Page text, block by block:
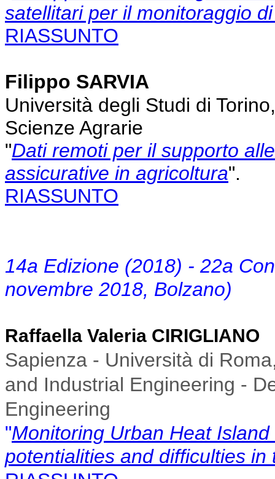
satellitari per il monitoraggio
RIASSUNTO
Filippo SARVIA
Università degli Studi di
Scienze Agrarie
"Dati remoti per il supporto
assicurative in agricoltura".
RIASSUNTO
14a Edizione (2018) - 22a
novembre 2018, Bolzano)
Raffaella Valeria CIRIGLIANO
Sapienza - Università di
and Industrial Engineering -
Engineering
"Monitoring Urban Heat
potentialities and difficulties